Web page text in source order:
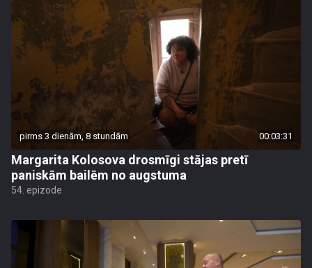
pirms 3 dienām, 8 stundām 00:03:31
Margarita Kolosova drosmīgi stājas pretī
paniskām bailēm no augstuma
54. epizode